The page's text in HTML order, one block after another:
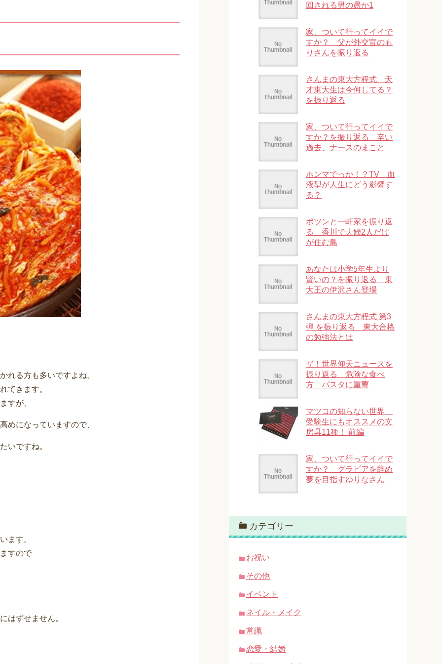
れる方も多いですよね。
てきます。
すが、
めになっていますので、
いですね。
ます。
すので
はずせません。
回される男の愚か1
家、ついて行ってイイで
すか？ 父が外交官のも
りさんを振り返る
さんまの東大方程式 天
才東大生は今何してる？
を振り返る
家、ついて行ってイイで
すか？を振り返る 辛い
過去、ナースのまこと
ホンマでっか！？TV 血
液型が人生にどう影響す
る？
ポツンと一軒家を振り返
る 香川で夫婦2人だけ
が住む島
あなたは小学5年生より
賢いの？を振り返る 東
大王の伊沢さん登場
さんまの東大方程式 第3
弾 を振り返る 東大合格
の勉強法とは
ザ！世界仰天ニュースを
振り返る 危険な食べ
方 パスタに重曹
マツコの知らない世界
受験生にもオススメの文
房具11種！ 前編
家、ついて行ってイイで
すか？ グラビアを辞め
夢を目指すゆりなさん
カテゴリー
お祝い
その他
イベント
ネイル・メイク
常識
恋愛・結婚